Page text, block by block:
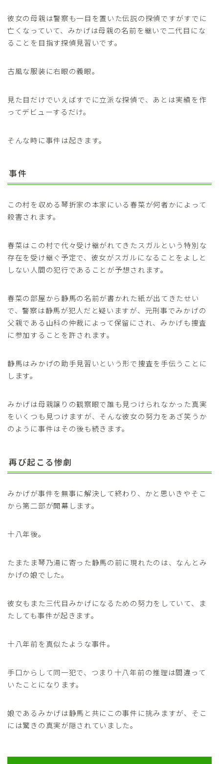
彼女の母親は警察も一目を置いた伝説の探偵ですがすでに
亡くなっていて、みかげは母親の名前を継いで二代目にな
ることを目指す探偵見習いです。
古風な服装に右眼の義眼。
見た目だけでいえばすでに立派な探偵で、あとは実績を作
ってデビューするだけ。
そんな時に事件は起きます。
事件
この村を収める琴折家の本家にいる春菜が何者かによって
殺害されます。
春菜はこの村で代々受け継がれてきたスガルという特別な
存在を受け継ぐ予定で、彼女がスガルになることをよしと
しない人間の犯行であることが予想されます。
春菜の部屋から静馬の名前が書かれた紙が出てきたせい
で、警察は静馬が犯人だと疑いますが、元刑事でみかげの
父親である山科の仲裁によって保留にされ、みかげも捜査
に参加することを許されます。
静馬はみかげの助手見習いという形で捜査を手伝うことに
します。
みかげは母親譲りの観察眼で誰も見つけられなかった真実
をいくつも見つけますが、そんな彼女の努力をあざ笑うか
のように事件はその後も続きます。
再び起こる惨劇
みかげが事件を無事に解決して終わり、かと思いきやそこ
から第二部が開幕します。
十八年後。
たまたま琴乃湯に寄った静馬の前に現れたのは、なんとみ
かげの娘でした。
彼女もまた三代目みかげになるための努力をしていて、ま
たしても事件が起きます。
十八年前を真似たような事件。
手口からして同一犯で、つまり十八年前の推理は間違って
いたことになります。
娘であるみかげは静馬と共にこの事件に挑みますが、そこ
には驚きの真実が隠されていました。